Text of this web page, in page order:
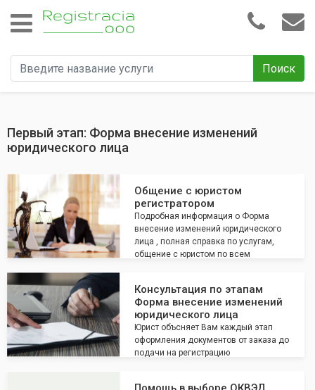
Поиск
Первый этап: Форма внесение изменений
юридического лица
Общение с юристом
регистратором
Подробная информация о Форма
внесение изменений юридического
лица , полная справка по услугам,
общение с юристом по всем
Консультация по этапам
Форма внесение изменений
юридического лица
Юрист объсняет Вам каждый этап
оформления документов от заказа до
подачи на регистрацию